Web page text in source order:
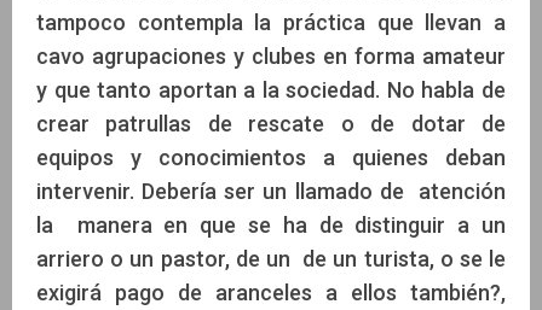
tampoco contempla la práctica que llevan a
cavo agrupaciones y clubes en forma amateur
y que tanto aportan a la sociedad. No habla de
crear patrullas de rescate o de dotar de
equipos y conocimientos a quienes deban
intervenir. Debería ser un llamado de atención
la manera en que se ha de distinguir a un
arriero o un pastor, de un de un turista, o se le
exigirá pago de aranceles a ellos también?,